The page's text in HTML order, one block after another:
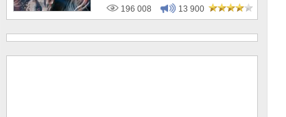
бесплодным
196 008 13 900